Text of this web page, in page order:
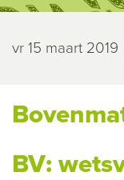
vr 15 maart 2019
BV: